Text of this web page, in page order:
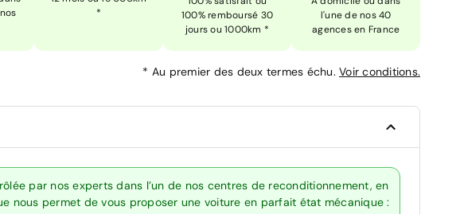
*
100% remboursé 30
jours ou 1000km *
l'une de nos 40
agences en France
* Au premier des deux termes échu. Voir conditions.
par nos experts dans l’un de nos centres de reconditionnement, en
nous permet de vous proposer une voiture en parfait état mécanique :